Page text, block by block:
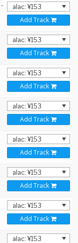
-
Add Track
Add Track
Add Track
Add Track
Add Track
Add Track
Add Track